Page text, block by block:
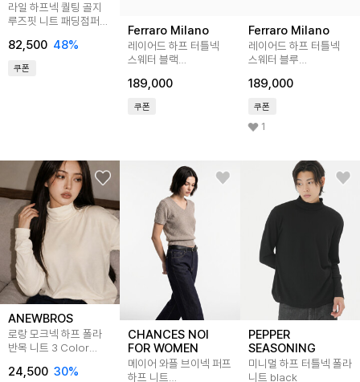
라일 하프넥 퀄팅 골지
루즈핏 니트 패딩점퍼
82,500 48%
쿠폰
Ferraro Milano
레이어드 하프 터틀넥
스웨터 블랙
189,000
쿠폰
Ferraro Milano
레이어드 하프 터틀넥
스웨터 블루
189,000
쿠폰
1
ANEWBROS
로랑 모크넥 하프 폴라
반목 니트 3 Color
24,500 30%
CHANCES NOI
FOR WOMEN
메이어 와플 브이넥 퍼프
하프 니트
PEPPER
SEASONING
미니멀 하프 터틀넥 폴라
니트 black